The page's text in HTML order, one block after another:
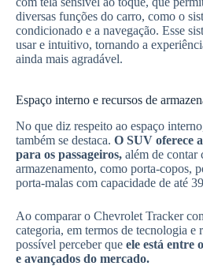
diversas funções do carro, como o
condicionado e a navegação. Esse
usar e intuitivo, tornando a
ainda mais agradável.
Espaço interno e recursos de
No que diz respeito ao espaço
também se destaca. O SUV oferece
para os passageiros, além de contar
armazenamento, como porta-copos,
porta-malas com capacidade de até
Ao comparar o Chevrolet Tracker
categoria, em termos de tecnologia e
possível perceber que ele está entre
e avançados do mercado.